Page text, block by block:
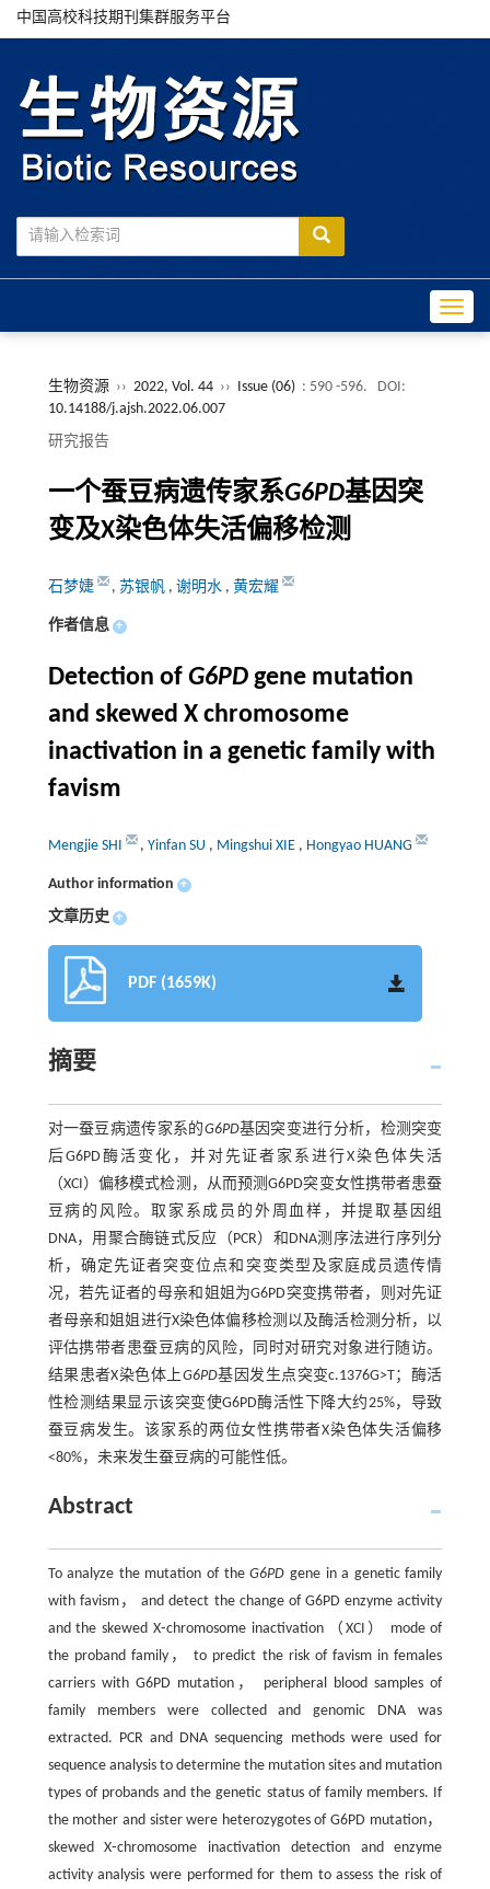
中国高校科技期刊集群服务平台
生物资源 ›› 2022, Vol. 44 ›› Issue (06) : 590 -596.
DOI:
10.14188/j.ajsh.2022.06.007
研究报告
一个蚕豆病遗传家系G6PD基因突
变及X染色体失活偏移检测
石梦婕 , 苏银帆 , 谢明水 , 黄宏耀
作者信息 +
Detection of G6PDgene mutation
and skewed X chromosome
inactivation in a genetic family with
favism
Mengjie SHI , Yinfan SU , Mingshui XIE , Hongyao HUANG
Author information +
文章历史 +
PDF (1659K)
摘要
对一蚕豆病遗传家系的G6PD基因突变进行分析，检测突变
后G6PD酶活变化，并对先证者家系进行X染色体失活
（XCI）偏移模式检测，从而预测G6PD突变女性携带者患蚕
豆病的风险。取家系成员的外周血样，并提取基因组
DNA，用聚合酶链式反应（PCR）和DNA测序法进行序列分
析，确定先证者突变位点和突变类型及家庭成员遗传情
况，若先证者的母亲和姐姐为G6PD突变携带者，则对先证
者母亲和姐姐进行X染色体偏移检测以及酶活检测分析，以
评估携带者患蚕豆病的风险，同时对研究对象进行随访。
结果患者X染色体上G6PD基因发生点突变c.1376G>T；酶活
性检测结果显示该突变使G6PD酶活性下降大约25%，导致
蚕豆病发生。该家系的两位女性携带者X染色体失活偏移
<80%，未来发生蚕豆病的可能性低。
Abstract
To analyze the mutation of theG6PD gene in a genetic family
with favism， and detect the change of G6PD enzyme activity
and the skewed X⁃chromosome inactivation （XCI） mode of
the proband family， to predict the risk of favism in females
carriers with G6PD mutation， peripheral blood samples of
family members were collected and genomic DNA was
extracted. PCR and DNA sequencing methods were used for
sequence analysis to determine the mutation sites and mutation
types of probands and the genetic status of family members. If
the mother and sister were heterozygotes of G6PD mutation，
skewed X⁃chromosome inactivation detection and enzyme
activity analysis were performed for them to assess the risk of